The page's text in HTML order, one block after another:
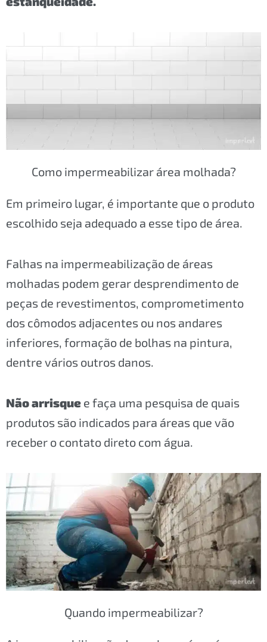
Como impermeabilizar área molhada?
Em primeiro lugar, é importante que o produto
escolhido seja adequado a esse tipo de área.
Falhas na impermeabilização de áreas
molhadas podem gerar desprendimento de
peças de revestimentos, comprometimento
dos cômodos adjacentes ou nos andares
inferiores, formação de bolhas na pintura,
dentre vários outros danos.
Não arrisque e faça uma pesquisa de quais
produtos são indicados para áreas que vão
receber o contato direto com água.
Quando impermeabilizar?